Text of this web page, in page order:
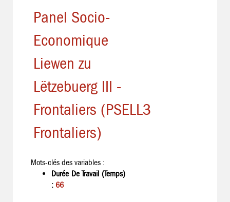
Panel Socio-
Economique
Liewen zu
Lëtzebuerg III -
Frontaliers (PSELL3
Frontaliers)
Mots-clés des variables :
Durée De Travail (Temps)
: 66